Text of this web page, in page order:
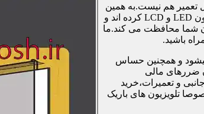
تعمیر هم نیست.به همین
دلیل برخی شرکت ها و کارگاه ها اقدام به طراحی و تولید صفحات محافظ صفحه نمایش تلویزیون LED و LCD کرده اند و
شما محافظت می کند.ما
باشید.
و همچنین حساس
ضررهای مالی
و تعمیرات،خرید
تلویزیون های باریک